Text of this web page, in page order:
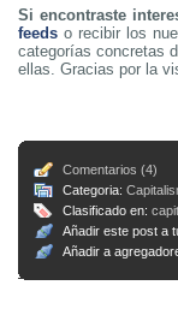
Si encontraste
feeds o recibir los
categorías concretas
ellas. Gracias por la
Comentarios (4)
Categoria:
Clasificado en:
Añadir este post a
Añadir a